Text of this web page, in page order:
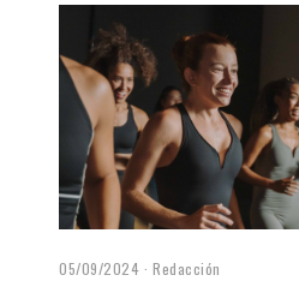
05/09/2024 Redacción